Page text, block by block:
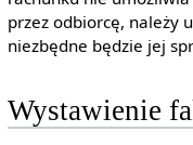
przez odbiorcę, należy
niezbędne będzie jej
Wystawienie